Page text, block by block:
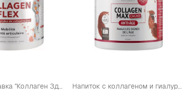
Пищевая добавка "Коллаген Здоровье суставов и подвижность" Напиток с коллагеном и гиалуроновой кислотой "Какао"